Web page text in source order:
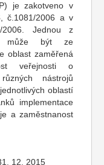
je zakotveno v
č.1081/2006 a v
Jednou z
může být ze
oblast zaměřená
veřejnosti o
nástrojů
oblastí
implementace
a zaměstnanost
12. 2015